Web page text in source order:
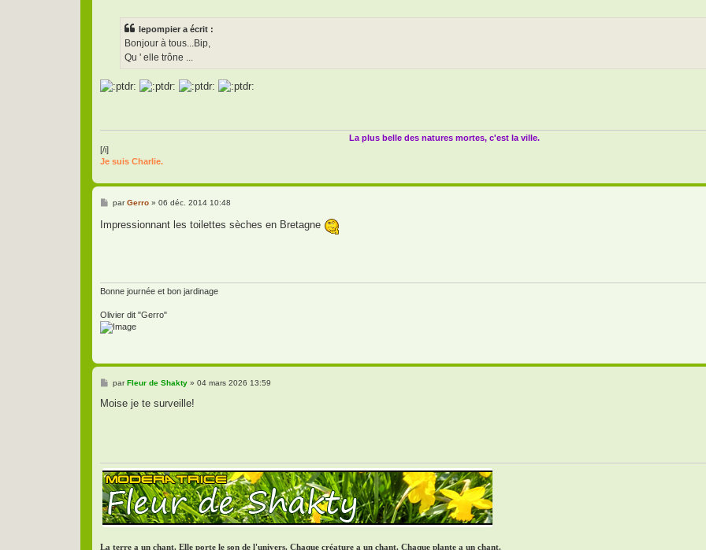
lepompier a écrit :
Bonjour à tous...Bip,
Qu ' elle trône ...
La plus belle des natures mortes, c'est la ville.
[/i]
Je suis Charlie.
M
s
parGerro» 06 déc. 2014 10:48
Impressionnant les toilettes sèches en Bretagne
Bonne journée et bon jardinage
Olivier dit "Gerro"
M
s
parFleur de Shakty» 04 mars 2026 13:59
Moise je te surveille!
La terre a un chant. Elle porte le son de l'univers. Chaque créature a un chant. Chaque plante a un chant.